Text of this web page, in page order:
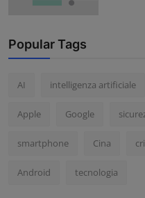
Popular Tags
AI intelligenza artificiale
Apple Google
smartphone Cina
Android tecnologia